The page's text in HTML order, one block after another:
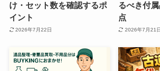
け・セット数を確認するポ
イント
2026年7月22日
るべき付
点
2026年7月21日